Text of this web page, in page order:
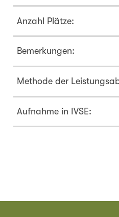
Anzahl Plätze:
Bemerkungen:
Methode der
Aufnahme in IVSE: